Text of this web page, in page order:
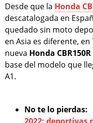
Desde que la Honda
descatalogada en
quedado sin moto
en Asia es diferente,
nueva Honda CBR150R
base del modelo que
A1.
No te lo pierdas: